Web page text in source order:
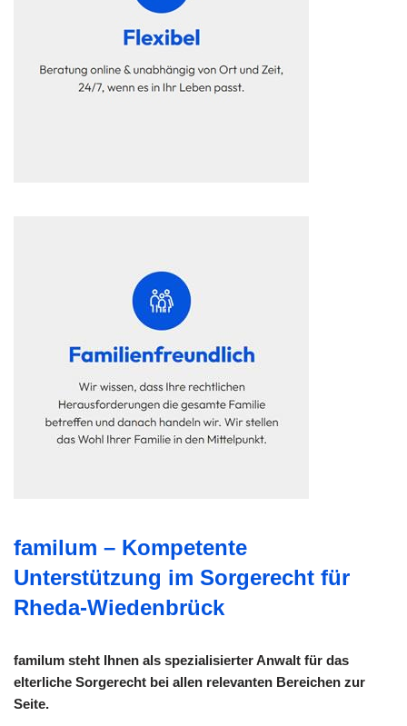
familum – Kompetente
Unterstützung im Sorgerecht für
Rheda-Wiedenbrück
familum steht Ihnen als spezialisierter Anwalt für das
elterliche Sorgerecht bei allen relevanten Bereichen zur
Seite.